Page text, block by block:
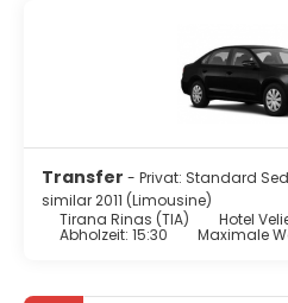
Transfer - Privat: Standard
similar 2011 (Limousine)
Tirana Rinas (TIA)
Hotel
Abholzeit: 15:30 Maximale